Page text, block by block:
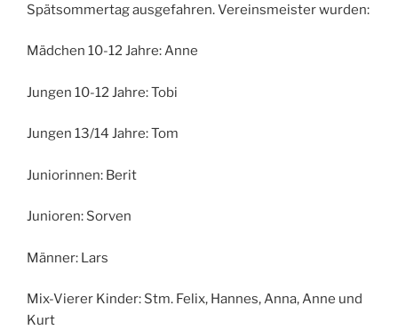
Spätsommertag ausgefahren. Vereinsmeister wurden:
Mädchen 10-12 Jahre: Anne
Jungen 10-12 Jahre: Tobi
Jungen 13/14 Jahre: Tom
Juniorinnen: Berit
Junioren: Sorven
Männer: Lars
Mix-Vierer Kinder: Stm. Felix, Hannes, Anna, Anne und
Kurt